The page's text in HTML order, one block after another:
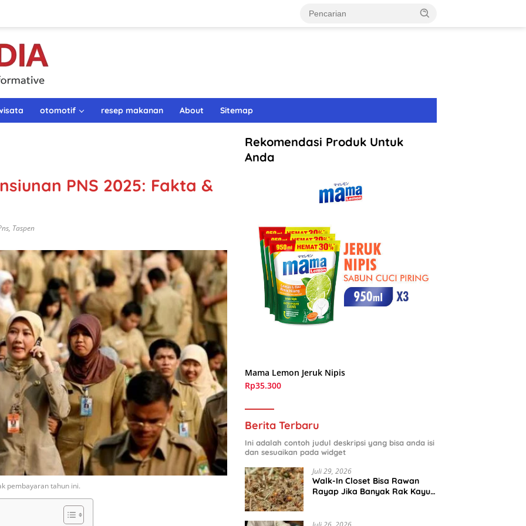
otomotif resep makanan About Sitemap
PNS 2025: Fakta &
, Taspen
pembayaran tahun ini.
Rekomendasi Produk Untuk
Anda
Mama Lemon Jeruk Nipis
Rp35.300
Berita Terbaru
Ini adalah contoh judul deskripsi yang bisa anda isi
dan sesuaikan pada widget
Juli 29, 2026
Walk-In Closet Bisa Rawan
Rayap Jika Banyak Rak Kayu